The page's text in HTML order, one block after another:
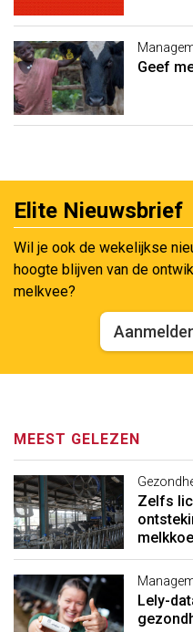
Geef
Elite Nieuwsbrief
Wil je ook de wekelijkse
hoogte blijven van de
melkvee?
MEEST GELEZEN
Zelfs
Lely-